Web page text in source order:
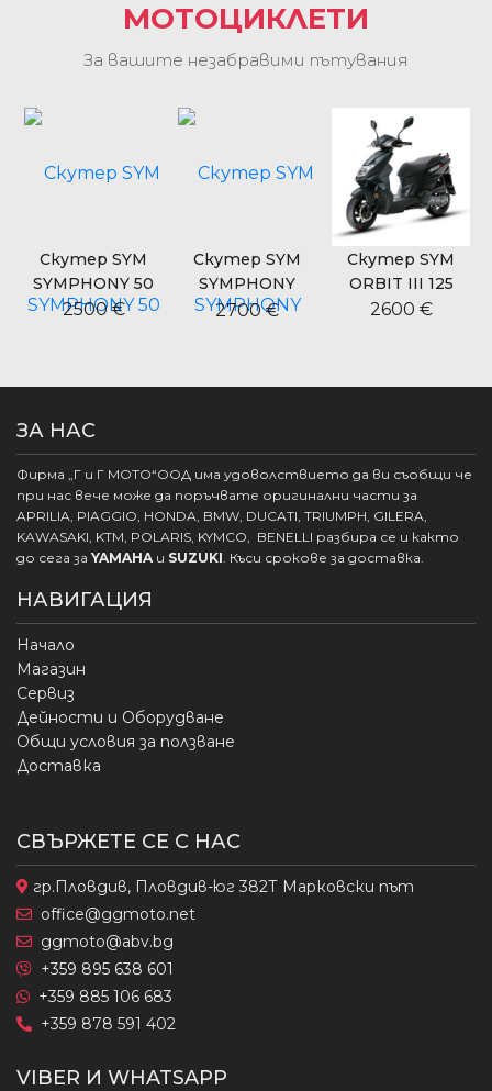
МОТОЦИКЛЕТИ
За вашите незабравими пътувания
Скутер SYM
SYMPHONY 50
2500 €
Скутер SYM
SYMPHONY
CARGO 125
2700 €
Скутер SYM
ORBIT III 125
2600 €
ЗА НАС
Фирма „Г и Г МОТО“ООД има удоволствието да ви съобщи че
при нас вече може да поръчвате оригинални части за
APRILIA, PIAGGIO, HONDA, BMW, DUCATI, TRIUMPH, GILERA,
KAWASAKI, KTM, POLARIS, KYMCO, BENELLI разбира се и както
до сега за YAMAHA и SUZUKI. Къси срокове за доставка.
НАВИГАЦИЯ
Начало
Магазин
Сервиз
Дейности и Оборудване
Общи условия за ползване
Доставка
СВЪРЖЕТЕ СЕ С НАС
гр.Пловдив, Пловдив-юг 382Т Марковски път
office@ggmoto.net
ggmoto@abv.bg
+359 895 638 601
+359 885 106 683
+359 878 591 402
VIBER И WHATSAPP